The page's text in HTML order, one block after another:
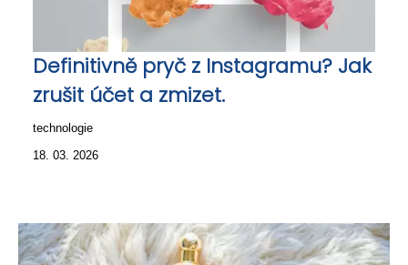
Definitivně pryč z Instagramu? Jak
zrušit účet a zmizet.
technologie
18. 03. 2026